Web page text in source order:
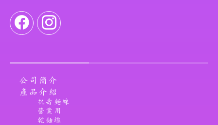
公司簡介
產品介紹
祝壽麵線
營業用
乾麵線